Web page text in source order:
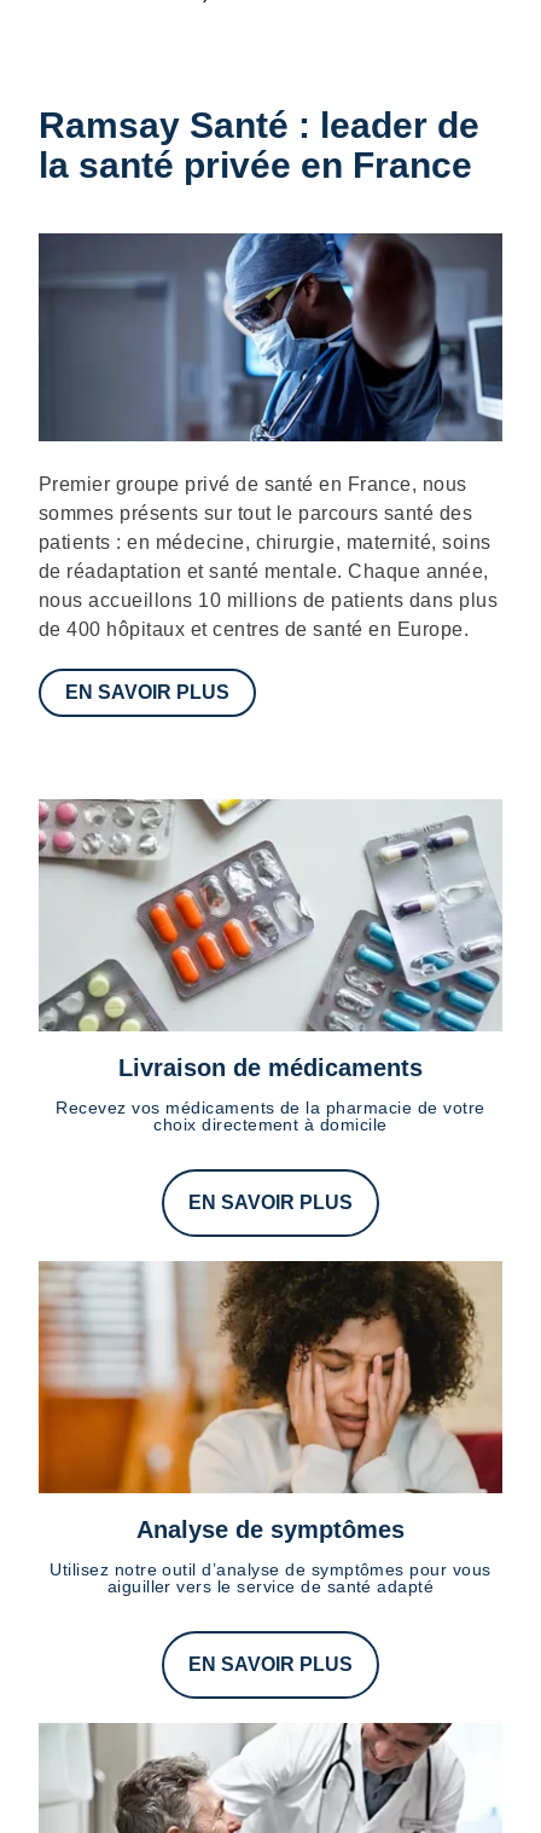
Ramsay Santé : leader de
la santé privée en France
Description
Premier groupe privé de santé en France, nous
sommes présents sur tout le parcours santé des
patients : en médecine, chirurgie, maternité, soins
de réadaptation et santé mentale. Chaque année,
nous accueillons 10 millions de patients dans plus
de 400 hôpitaux et centres de santé en Europe.
EN SAVOIR PLUS
Livraison de médicaments
Recevez vos médicaments de la pharmacie de votre
choix directement à domicile
EN SAVOIR PLUS
Analyse de symptômes
Utilisez notre outil d’analyse de symptômes pour vous
aiguiller vers le service de santé adapté
EN SAVOIR PLUS